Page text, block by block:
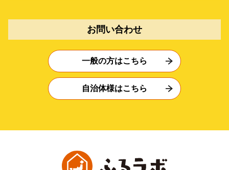
お問い合わせ
一般の方はこちら
自治体様はこちら